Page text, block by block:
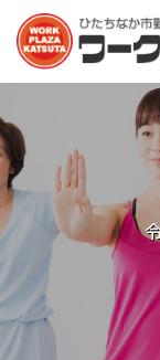
施設一覧
多目的ホール
大会議室